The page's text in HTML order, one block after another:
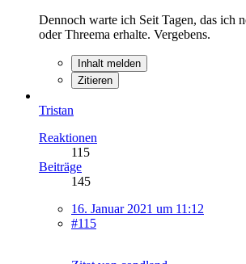
Dennoch warte ich Seit Tagen, das ich
oder Threema erhalte. Vergebens.
Inhalt melden
Zitieren
Tristan
Reaktionen
115
Beiträge
145
16. Januar 2021 um 11:12
#115